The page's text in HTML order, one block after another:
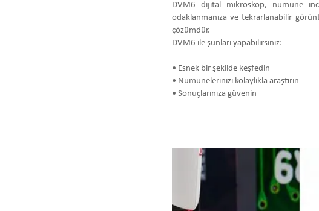
DVM6 dijital mikroskop, numune
odaklanmanıza ve tekrarlanabilir
çözümdür.
DVM6 ile şunları yapabilirsiniz:
• Esnek bir şekilde keşfedin
• Numunelerinizi kolaylıkla araştırın
• Sonuçlarınıza güvenin